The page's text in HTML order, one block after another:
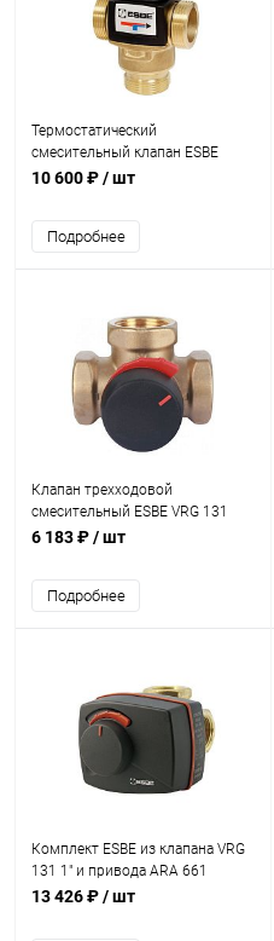
Термостатический
смесительный клапан ESBE
VTA572 20-55°C G1" KVS 4,5
10 600 ₽/ шт
Подробнее
Клапан трехходовой
смесительный ESBE VRG 131
1/2" KVS 4,0
6 183 ₽/ шт
Подробнее
Комплект ESBE из клапана VRG
131 1" и привода ARA 661
13 426 ₽/ шт